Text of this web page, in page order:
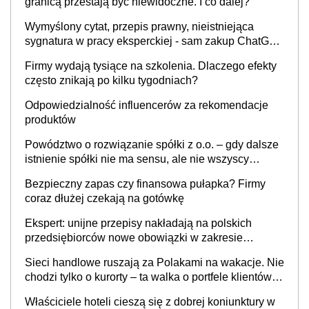
Wymyślony cytat, przepis prawny, nieistniejąca
sygnatura w pracy eksperckiej - sam zakup ChatGPT
Firmy wydają tysiące na szkolenia. Dlaczego efekty
często znikają po kilku tygodniach?
Odpowiedzialność influencerów za rekomendacje
produktów
Powództwo o rozwiązanie spółki z o.o. – gdy dalsze
istnienie spółki nie ma sensu, ale nie wszyscy
Bezpieczny zapas czy finansowa pułapka? Firmy
coraz dłużej czekają na gotówkę
Ekspert: unijne przepisy nakładają na polskich
przedsiębiorców nowe obowiązki w zakresie
Sieci handlowe ruszają za Polakami na wakacje. Nie
chodzi tylko o kurorty – ta walka o portfele klientów
cichu
Właściciele hoteli cieszą się z dobrej koniunktury w